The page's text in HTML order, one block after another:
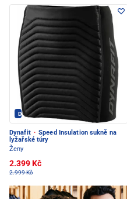
Dynafit - PEC POD SNĚŽKOU
Dynafit · Speed Insulation sukně na
lyžařské túry
Ženy
2.399 Kč
2.999 Kč